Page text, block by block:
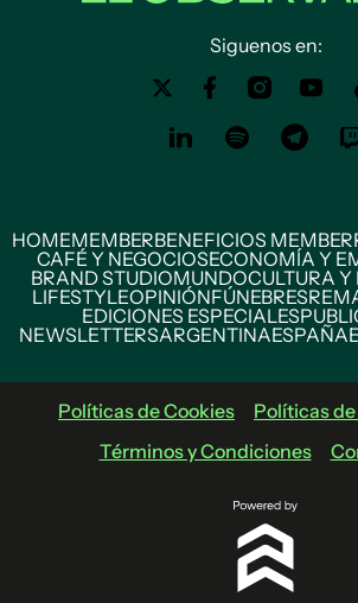
Siguenos en:
HOMEMEMBERBENEFICIOS MEMBER
CAFÉ Y NEGOCIOSECONOMÍA Y
BRAND STUDIOMUNDOCULTURA Y
LIFESTYLEOPINIÓNFÚNEBRES
EDICIONES ESPECIALES
NEWSLETTERSARGENTINAESPAÑA
Políticas de Cookies
Políticas
Términos y Condiciones